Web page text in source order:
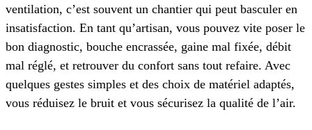
ventilation, c’est souvent un chantier qui peut basculer en
insatisfaction. En tant qu’artisan, vous pouvez vite poser le
bon diagnostic, bouche encrassée, gaine mal fixée, débit
mal réglé, et retrouver du confort sans tout refaire. Avec
quelques gestes simples et des choix de matériel adaptés,
vous réduisez le bruit et vous sécurisez la qualité de l’air.